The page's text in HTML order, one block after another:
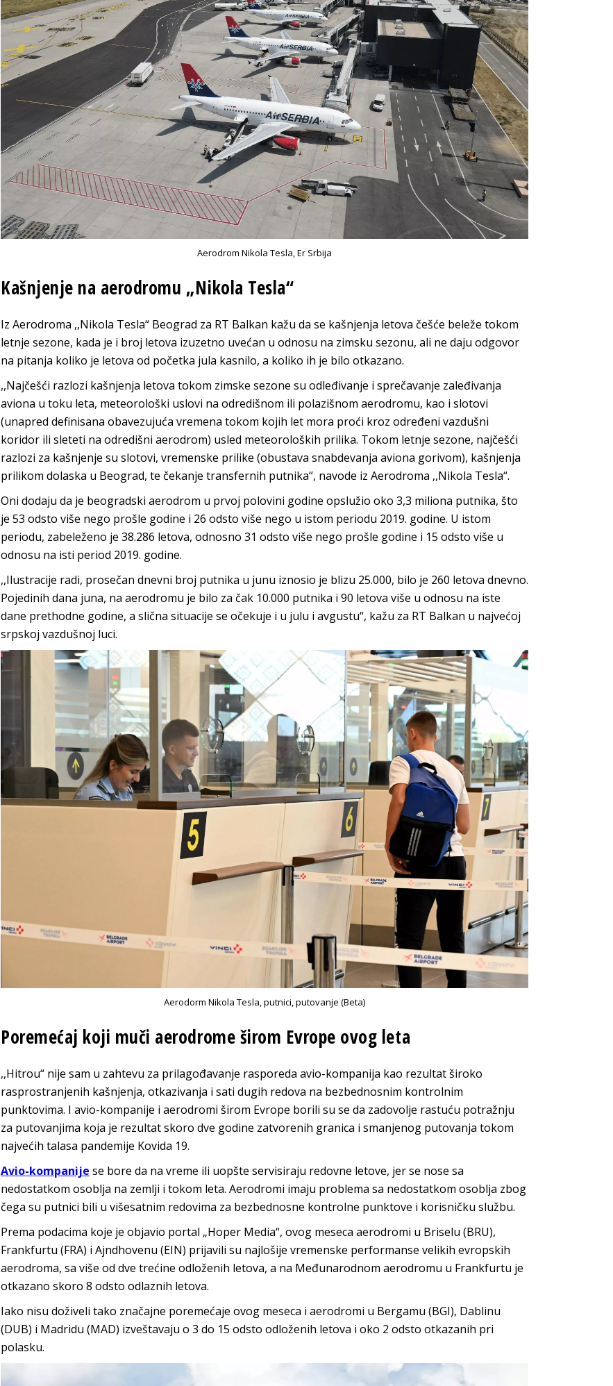
Aerodrom Nikola Tesla, Er Srbija
Kašnjenje na aerodromu „Nikola Tesla“
Iz Aerodroma ,,Nikola Tesla“ Beograd za RT Balkan kažu da se kašnjenja letova češće beleže tokom
letnje sezone, kada je i broj letova izuzetno uvećan u odnosu na zimsku sezonu, ali ne daju odgovor
na pitanja koliko je letova od početka jula kasnilo, a koliko ih je bilo otkazano.
,,Najčešći razlozi kašnjenja letova tokom zimske sezone su odleđivanje i sprečavanje zaleđivanja
aviona u toku leta, meteorološki uslovi na odredišnom ili polazišnom aerodromu, kao i slotovi
(unapred definisana obavezujuća vremena tokom kojih let mora proći kroz određeni vazdušni
koridor ili sleteti na odredišni aerodrom) usled meteoroloških prilika. Tokom letnje sezone, najčešći
razlozi za kašnjenje su slotovi, vremenske prilike (obustava snabdevanja aviona gorivom), kašnjenja
prilikom dolaska u Beograd, te čekanje transfernih putnika“, navode iz Aerodroma ,,Nikola Tesla“.
Oni dodaju da je beogradski aerodrom u prvoj polovini godine opslužio oko 3,3 miliona putnika, što
je 53 odsto više nego prošle godine i 26 odsto više nego u istom periodu 2019. godine. U istom
periodu, zabeleženo je 38.286 letova, odnosno 31 odsto više nego prošle godine i 15 odsto više u
odnosu na isti period 2019. godine.
,,Ilustracije radi, prosečan dnevni broj putnika u junu iznosio je blizu 25.000, bilo je 260 letova dnevno.
Pojedinih dana juna, na aerodromu je bilo za čak 10.000 putnika i 90 letova više u odnosu na iste
dane prethodne godine, a slična situacije se očekuje i u julu i avgustu“, kažu za RT Balkan u najvećoj
srpskoj vazdušnoj luci.
Aerodorm Nikola Tesla, putnici, putovanje (Beta)
Poremećaj koji muči aerodrome širom Evrope ovog leta
,,Hitrou“ nije sam u zahtevu za prilagođavanje rasporeda avio-kompanija kao rezultat široko
rasprostranjenih kašnjenja, otkazivanja i sati dugih redova na bezbednosnim kontrolnim
punktovima. I avio-kompanije i aerodromi širom Evrope borili su se da zadovolje rastuću potražnju
za putovanjima koja je rezultat skoro dve godine zatvorenih granica i smanjenog putovanja tokom
najvećih talasa pandemije Kovida 19.
Avio-kompanije se bore da na vreme ili uopšte servisiraju redovne letove, jer se nose sa
nedostatkom osoblja na zemlji i tokom leta. Aerodromi imaju problema sa nedostatkom osoblja zbog
čega su putnici bili u višesatnim redovima za bezbednosne kontrolne punktove i korisničku službu.
Prema podacima koje je objavio portal „Hoper Media“, ovog meseca aerodromi u Briselu (BRU),
Frankfurtu (FRA) i Ajndhovenu (EIN) prijavili su najlošije vremenske performanse velikih evropskih
aerodroma, sa više od dve trećine odloženih letova, a na Međunarodnom aerodromu u Frankfurtu je
otkazano skoro 8 odsto odlaznih letova.
Iako nisu doživeli tako značajne poremećaje ovog meseca i aerodromi u Bergamu (BGI), Dablinu
(DUB) i Madridu (MAD) izveštavaju o 3 do 15 odsto odloženih letova i oko 2 odsto otkazanih pri
polasku.